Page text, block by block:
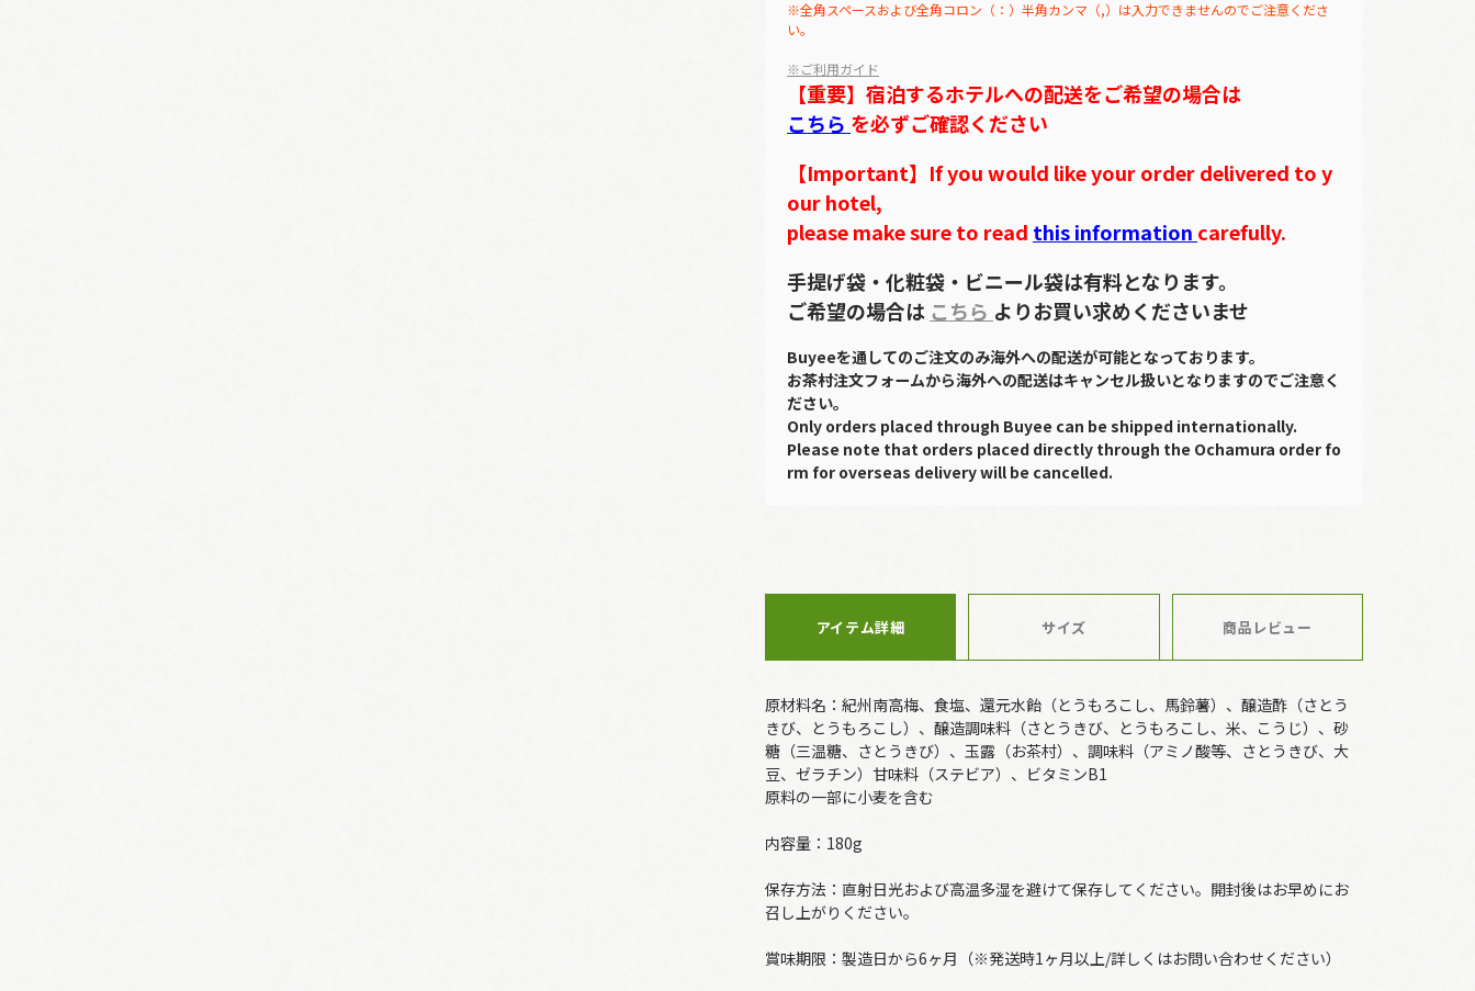
※全角スペースおよび全角コロン（：）半角カンマ（,）は入力できませんのでご注意くださ
い。
※ご利用ガイド
【重要】宿泊するホテルへの配送をご希望の場合は
こちら を必ずご確認ください
【Important】If you would like your order delivered to y
our hotel,
please make sure to read this information carefully.
手提げ袋・化粧袋・ビニール袋は有料となります。
ご希望の場合は こちら よりお買い求めくださいませ
Buyeeを通してのご注文のみ海外への配送が可能となっております。
お茶村注文フォームから海外への配送はキャンセル扱いとなりますのでご注意く
ださい。
Only orders placed through Buyee can be shipped internationally.
Please note that orders placed directly through the Ochamura order fo
rm for overseas delivery will be cancelled.
アイテム詳細 サイズ 商品レビュー
原材料名：紀州南高梅、食塩、還元水飴（とうもろこし、馬鈴薯）、醸造酢（さとう
きび、とうもろこし）、醸造調味料（さとうきび、とうもろこし、米、こうじ）、砂
糖（三温糖、さとうきび）、玉露（お茶村）、調味料（アミノ酸等、さとうきび、大
豆、ゼラチン）甘味料（ステビア）、ビタミンB1
原料の一部に小麦を含む
内容量：180g
保存方法：直射日光および高温多湿を避けて保存してください。開封後はお早めにお
召し上がりください。
賞味期限：製造日から6ヶ月（※発送時1ヶ月以上/詳しくはお問い合わせください）